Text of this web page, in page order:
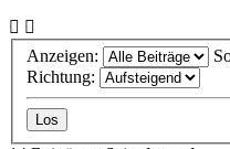
Anzeigen:
Richtung: